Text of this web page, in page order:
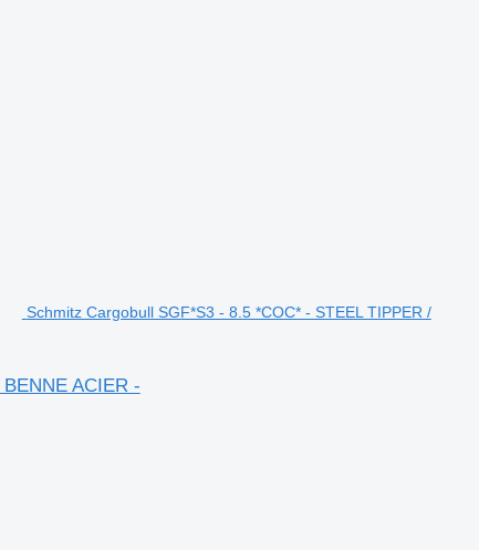
Schmitz Cargobull SGF*S3 - 8.5 *COC* - STEEL TIPPER /
ACIER -